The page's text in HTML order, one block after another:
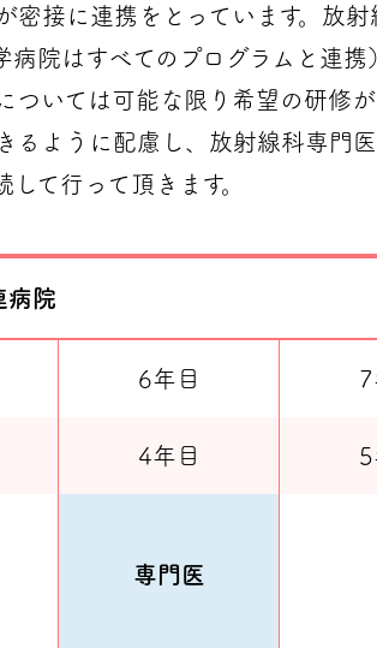
接に連携をとっています。放
院はすべてのプログラムと連携
いては可能な限り希望の研修
るように配慮し、放射線科専門
て行って頂きます。
病院
6年目 7
4年目 5
専門医